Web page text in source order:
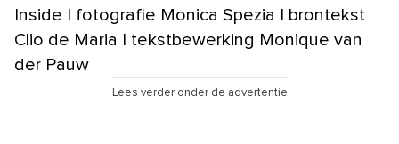
Inside | fotografie Monica Spezia | brontekst
Clio de Maria | tekstbewerking Monique van
der Pauw
Lees verder onder de advertentie